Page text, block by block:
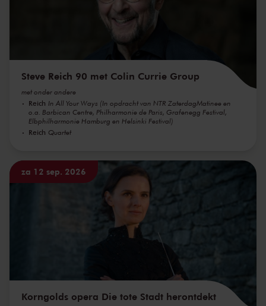
Steve Reich 90 met Colin Currie Group
met onder andere
Reich In All Your Ways (In opdracht van NTR ZaterdagMatinee en
o.a. Barbican Centre, Philharmonie de Paris, Grafenegg Festival,
Elbphilharmonie Hamburg en Helsinki Festival)
Reich Quartet
za 12 sep. 2026
Korngolds opera Die tote Stadt herontdekt